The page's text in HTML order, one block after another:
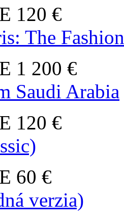
120 €
The
1 200 €
Saudi Arabia
120 €
60 €
verzia)